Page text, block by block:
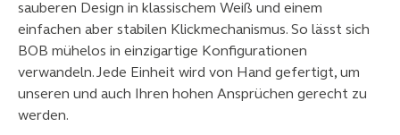
sauberen Design in klassischem Weiß und einem
einfachen aber stabilen Klickmechanismus. So lässt sich
BOB mühelos in einzigartige Konfigurationen
verwandeln. Jede Einheit wird von Hand gefertigt, um
unseren und auch Ihren hohen Ansprüchen gerecht zu
werden.